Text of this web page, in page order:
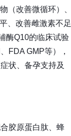
（改善微循环）、
、改善雌激素不足
酶Q10的临床试验
FDA GMP等），
状、备孕支持及
胶原蛋白肽、蜂